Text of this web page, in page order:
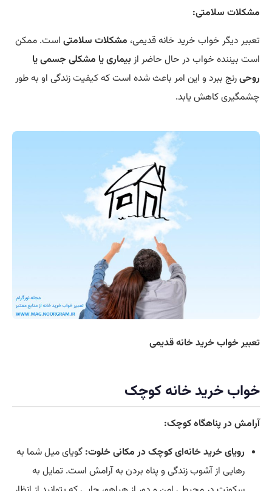
مشکلات سلامتی:
تعبیر دیگر خواب خرید خانه قدیمی، مشکلات سلامتی است. ممکن
است بیننده خواب در حال حاضر ازبیماری یا مشکلی جسمی یا
روحیرنج ببرد و این امر باعث شده است کهکیفیتزندگی او به طور
چشمگیری کاهش یابد.
تعبیر خواب خرید خانه قدیمی
خواب خرید خانه کوچک
آرامش در پناهگاه کوچک:
رویای خرید خانه‌ای کوچک در مکانی خلوت: گویای میل شما به
رهایی از آشوب زندگی و پناه بردن به آرامش است. تمایل به